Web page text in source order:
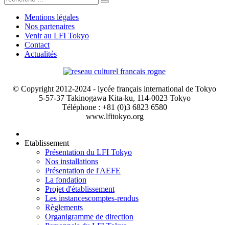
Mentions légales
Nos partenaires
Venir au LFI Tokyo
Contact
Actualités
© Copyright 2012-2024 - lycée français international de Tokyo
5-57-37 Takinogawa Kita-ku, 114-0023 Tokyo
Téléphone : +81 (0)3 6823 6580
www.lfitokyo.org
Etablissement
Présentation du LFI Tokyo
Nos installations
Présentation de l'AEFE
La fondation
Projet d'établissement
Les instancescomptes-rendus
Règlements
Organigramme de direction